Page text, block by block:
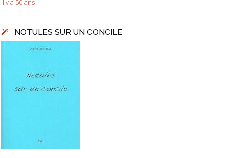
Il y a 50 ans
NOTULES SUR UN CONCILE